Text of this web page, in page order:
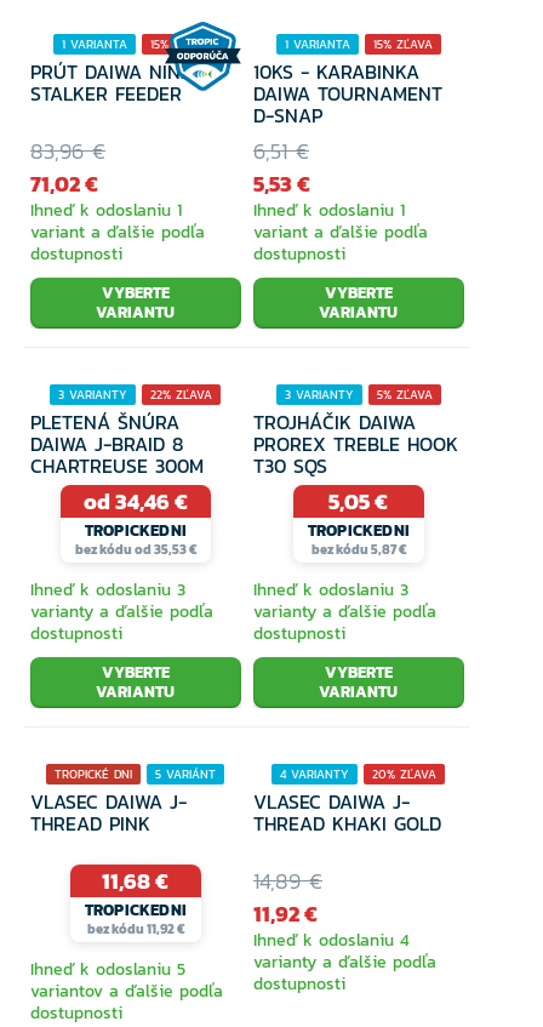
Topánky
Čiapky, šiltovky a klobúky
Peany a uvoľňovače
1 VARIANTA 15% ZĽAVA
PRÚT DAIWA NINJA X
STALKER FEEDER
83,96 €
71,02 €
Ihneď k odoslaniu 1
variant a ďalšie podľa
dostupnosti
VYBERTE
VARIANTU
1 VARIANTA 15% ZĽAVA
10KS - KARABINKA
DAIWA TOURNAMENT
D-SNAP
6,51 €
5,53 €
Ihneď k odoslaniu 1
variant a ďalšie podľa
dostupnosti
VYBERTE
VARIANTU
3 VARIANTY 22% ZĽAVA
PLETENÁ ŠNÚRA
DAIWA J-BRAID 8
CHARTREUSE 300M
od 34,46 €
TROPICKEDNI
bez kódu od 35,53 €
Ihneď k odoslaniu 3
varianty a ďalšie podľa
dostupnosti
VYBERTE
VARIANTU
3 VARIANTY 5% ZĽAVA
TROJHÁČIK DAIWA
PROREX TREBLE HOOK
T30 SQS
5,05 €
TROPICKEDNI
bez kódu 5,87 €
Ihneď k odoslaniu 3
varianty a ďalšie podľa
dostupnosti
VYBERTE
VARIANTU
TROPICKÉ DNI
5 VARIÁNT
20% ZĽAVA
VLASEC DAIWA J-
THREAD PINK
11,68 €
TROPICKEDNI
bez kódu 11,92 €
Ihneď k odoslaniu 5
variantov a ďalšie podľa
dostupnosti
4 VARIANTY 20% ZĽAVA
VLASEC DAIWA J-
THREAD KHAKI GOLD
14,89 €
11,92 €
Ihneď k odoslaniu 4
varianty a ďalšie podľa
dostupnosti